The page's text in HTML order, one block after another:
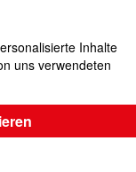
Inhalte
uns verwendeten